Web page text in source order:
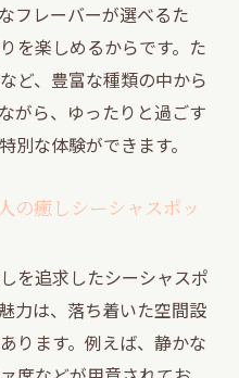
フレーバーが選べるた
を楽しめるからです。た
ど、豊富な種類の中から
がら、ゆったりと過ごす
別な体験ができます。
の癒しシーシャスポッ
を追求したシーシャスポ
力は、落ち着いた空間設
ります。例えば、静かな